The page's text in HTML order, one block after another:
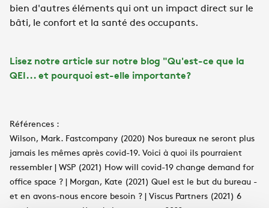
bien d'autres éléments qui ont un impact direct sur le
bâti, le confort et la santé des occupants.
Lisez notre article sur notre blog "Qu'est-ce que la
QEI... et pourquoi est-elle importante?
Références :
Wilson, Mark. Fastcompany (2020) Nos bureaux ne seront plus
jamais les mêmes après covid-19. Voici à quoi ils pourraient
ressembler | WSP (2021) How will covid-19 change demand for
office space ? | Morgan, Kate (2021) Quel est le but du bureau -
et en avons-nous encore besoin ? | Viscus Partners (2021) 6